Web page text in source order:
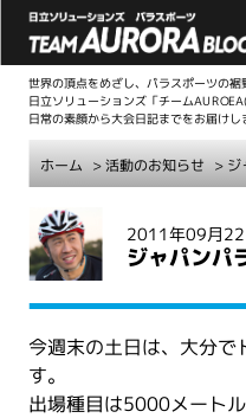
世界の頂点をめざし、パラスポーツの裾
日立ソリューションズ「チーム
日常の素顔から大会日記までをお届けし
ホーム >活動のお知らせ > ジ
2011年09月22
ジャパンパ
今週末の土日は、大分で
す。
出場種目は5000メート